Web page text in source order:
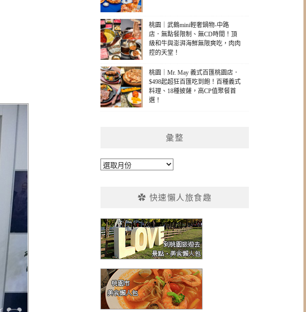
桃園｜武鶴mini輕奢鍋物-中路
店．無點餐限制、無CD時間！頂
級和牛與澎湃海鮮無限爽吃，肉肉
控的天堂！
桃園｜Mr. May 義式百匯桃園店．
$498起超狂百匯吃到飽！百種義式
料理、18種披薩，高CP值聚餐首
選！
彙整
彙
✿ 快速懶人旅食趣